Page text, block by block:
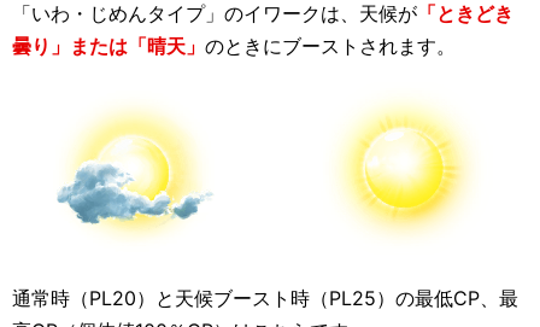
「いわ・じめんタイプ」のイワークは、天候が 「ときどき
曇り」または「晴天」 のときにブーストされます。
通常時（PL20）と天候ブースト時（PL25）の最低CP、最